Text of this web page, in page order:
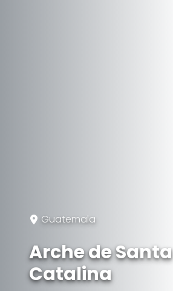
Guatemala
Arche de Santa
Catalina